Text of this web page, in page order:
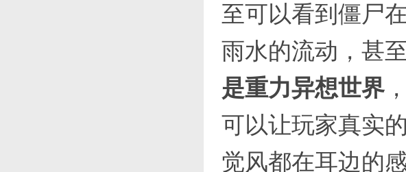
至可以看到僵尸
雨水的流动，甚
是重力异想世界
可以让玩家真实
觉风都在耳边的感